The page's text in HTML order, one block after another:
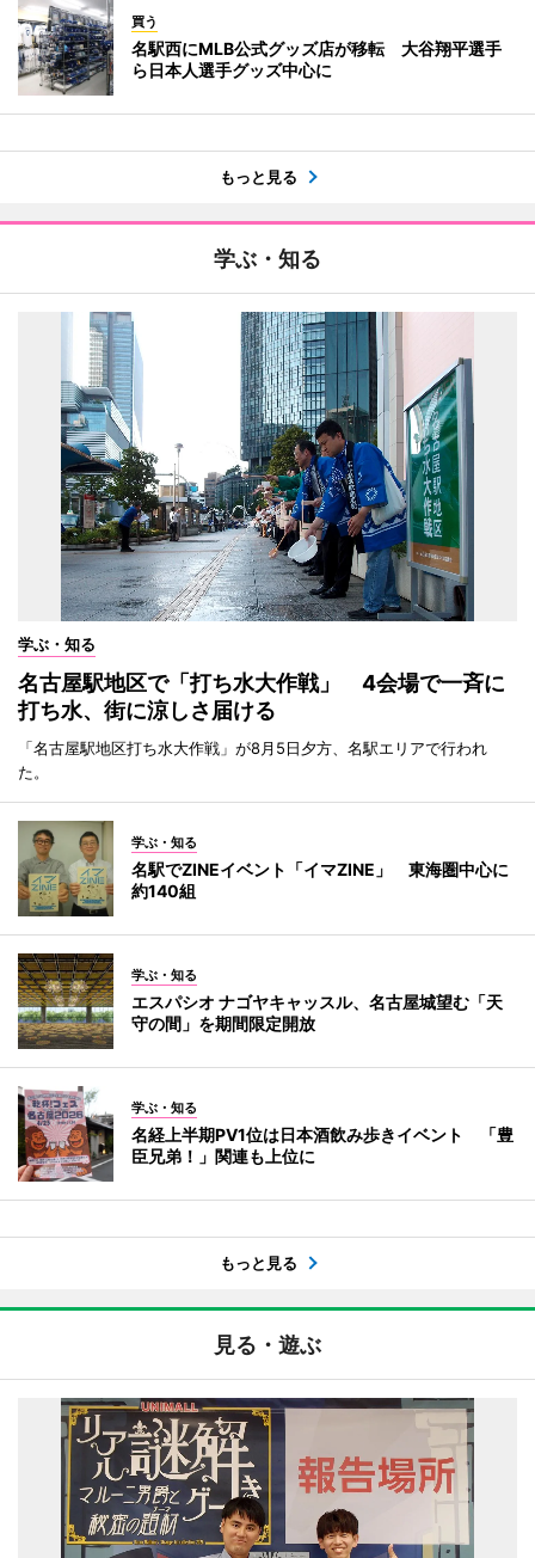
買う
名駅西にMLB公式グッズ店が移転 大谷翔平選手
ら日本人選手グッズ中心に
もっと見る
学ぶ・知る
学ぶ・知る
名古屋駅地区で「打ち水大作戦」 4会場で一斉に
打ち水、街に涼しさ届ける
「名古屋駅地区打ち水大作戦」が8月5日夕方、名駅エリアで行われ
た。
学ぶ・知る
名駅でZINEイベント「イマZINE」 東海圏中心に
約140組
学ぶ・知る
エスパシオ ナゴヤキャッスル、名古屋城望む「天
守の間」を期間限定開放
学ぶ・知る
名経上半期PV1位は日本酒飲み歩きイベント 「豊
臣兄弟！」関連も上位に
もっと見る
見る・遊ぶ